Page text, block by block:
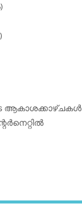
ആകാശക്കാഴ്ചകള്‍